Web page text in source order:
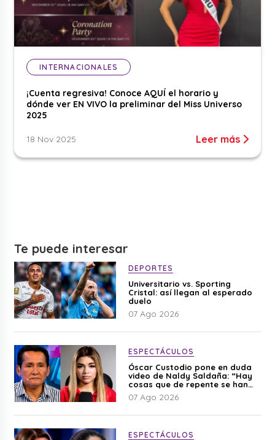
INTERNACIONALES
¡Cuenta regresiva! Conoce AQUÍ el horario y
dónde ver EN VIVO la preliminar del Miss Universo
2025
18 Nov 2025 Leer más
Te puede interesar
DEPORTES
Universitario vs. Sporting
Cristal: así llegan al esperado
duelo
07 Ago 2026
ESPECTÁCULOS
Óscar Custodio pone en duda
video de Naldy Saldaña: “Hay
cosas que de repente se han
editado”
07 Ago 2026
ESPECTÁCULOS